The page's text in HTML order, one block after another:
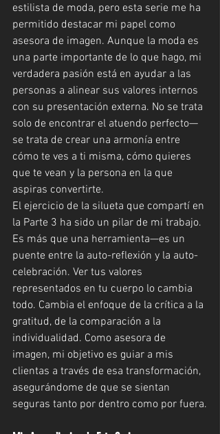
estilista de moda, pero esta serie me ha
permitido destacar mi papel como
asesora de imagen. Aunque la moda es
una parte importante de lo que hago, mi
verdadera pasión está en ayudar a las
personas a alinear sus valores internos
con su presentación externa. No se trata
solo de encontrar el atuendo perfecto—
se trata de crear una armonía entre
cómo te ves a ti misma, cómo quieres
que te vean y la persona en la que
aspiras convertirte.
El ejercicio de la silueta que compartí en
la Parte 3 ha sido un pilar de mi trabajo.
Es más que una herramienta—es un
puente entre la auto-reflexión y la auto-
celebración. Ver tus valores
representados en tu cuerpo lo cambia
todo. Cambia el enfoque de la crítica a la
gratitud, de la comparación a la
individualidad. Como asesora de
imagen, mi objetivo es guiar a mis
clientas a través de esa transformación,
asegurándome de que se sientan
seguras tanto por dentro como por fuera.